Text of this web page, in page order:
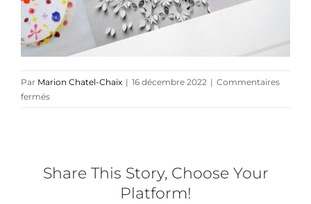
À-propos
Par Marion Chatel-Chaix | 16 décembre 2022 | Commentaires
ferméssur
9
Share This Story, Choose Your
Platform!